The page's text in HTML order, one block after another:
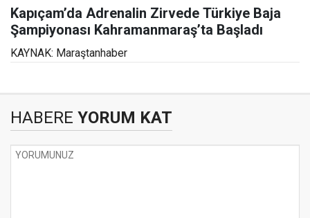
Kapıçam’da Adrenalin Zirvede Türkiye Baja
Şampiyonası Kahramanmaraş’ta Başladı
KAYNAK: Maraştanhaber
HABERE YORUM KAT